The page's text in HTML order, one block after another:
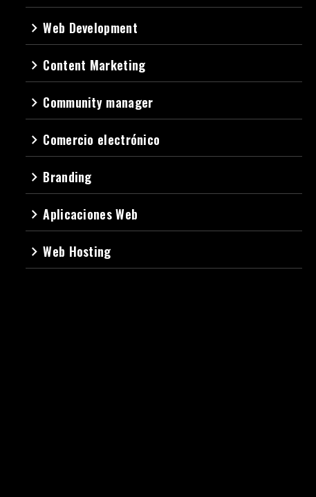
navigate_nextWeb Development
navigate_next Content Marketing
navigate_next Community manager
navigate_next Comercio electrónico
navigate_next Branding
navigate_nextAplicaciones Web
navigate_nextWeb Hosting